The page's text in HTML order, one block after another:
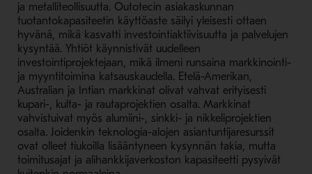
ja metalliteollisuutta. Outotecin asiakaskunnan
tuotantokapasiteetin käyttöaste säilyi yleisesti ottaen
hyvänä, mikä kasvatti investointiaktiivisuutta ja palvelujen
kysyntää. Yhtiöt käynnistivät uudelleen
investointiprojektejaan, mikä ilmeni runsaina markkinointi-
ja myyntitoimina katsauskaudella. Etelä-Amerikan,
Australian ja Intian markkinat olivat vahvat erityisesti
kupari-, kulta- ja rautaprojektien osalta. Markkinat
vahvistuivat myös alumiini-, sinkki- ja nikkeliprojektien
osalta. Joidenkin teknologia-alojen asiantuntijaresurssit
ovat olleet tiukoilla lisääntyneen kysynnän takia, mutta
toimitusajat ja alihankkijaverkoston kapasiteetti pysyivät